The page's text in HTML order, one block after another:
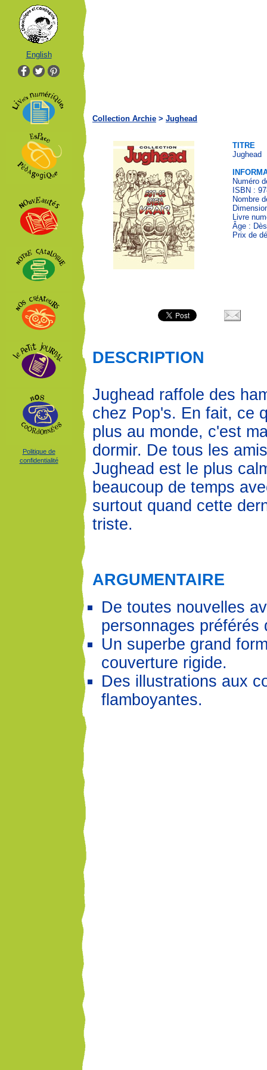
English
Politique de
confidentialité
Collection Archie > Jughead
TITRE
Jughead
Numéro
ISBN :
Nombre
Livre
Âge :
Prix de
DESCRIPTION
Jughead raffole des
chez Pop's. En fait, ce
plus au monde, c'est
dormir. De tous les
Jughead est le plus
beaucoup de temps
surtout quand cette
triste.
ARGUMENTAIRE
De toutes nouvelles
personnages préférés
Un superbe grand
couverture rigide.
Des illustrations aux
flamboyantes.